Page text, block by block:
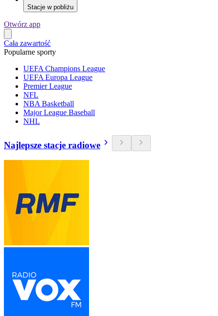
Stacje w pobliżu
Otwórz app
Cała zawartość
Popularne sporty
UEFA Champions League
UEFA Europa League
Premier League
NFL
NBA Basketball
Major League Baseball
NHL
Najlepsze stacje radiowe